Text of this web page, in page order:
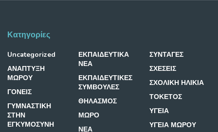
Κατηγορίες
Uncategorized
ΑΝΑΠΤΥΞΗ
ΜΩΡΟΥ
ΓΟΝΕΙΣ
ΓΥΜΝΑΣΤΙΚΗ
ΣΤΗΝ
ΕΓΚΥΜΟΣΥΝΗ
ΕΚΠΑΙΔΕΥΤΙΚΑ
ΝΕΑ
ΕΚΠΑΙΔΕΥΤΙΚΕΣ
ΣΥΜΒΟΥΛΕΣ
ΘΗΛΑΣΜΟΣ
ΜΩΡΟ
ΝΕΑ
ΣΥΝΤΑΓΕΣ
ΣΧΕΣΕΙΣ
ΣΧΟΛΙΚΗ ΗΛΙΚΙΑ
ΤΟΚΕΤΟΣ
ΥΓΕΙΑ
ΥΓΕΙΑ ΜΩΡΟΥ